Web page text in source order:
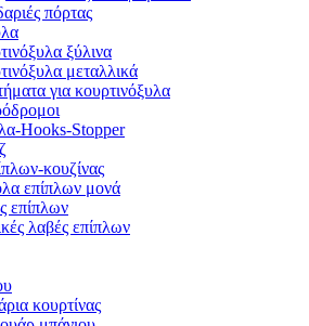
πόρτας
ξύλινα
μεταλλικά
για κουρτινόξυλα
Hooks-Stopper
κουζίνας
επίπλων μονά
επίπλων
λαβές επίπλων
κουρτίνας